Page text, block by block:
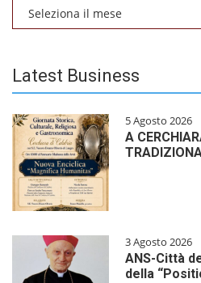
Latest Business
5 Agosto 2026
A
3 Agosto 2026
ANS-Città
della